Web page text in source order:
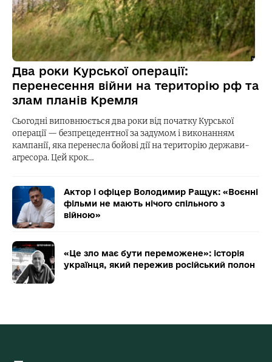
Два роки Курської операції:
перенесення війни на територію рф та
злам планів Кремля
Сьогодні виповнюється два роки від початку Курської
операції — безпрецедентної за задумом і виконанням
кампанії, яка перенесла бойові дії на територію держави-
агресора. Цей крок…
Актор і офіцер Володимир Ращук: «Воєнні
фільми не мають нічого спільного з
війною»
«Це зло має бути переможене»: історія
українця, який пережив російський полон